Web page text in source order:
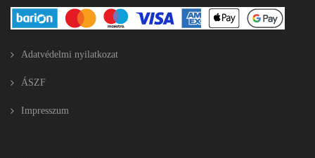
Adatvédelmi nyilatkozat
ÁSZF
Impresszum